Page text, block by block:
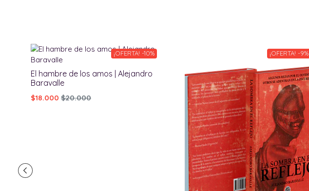
¡OFERTA! -10%
El hambre de los amos | Alejandro
Baravalle
$18.000 $20.000
¡OFERTA! -9%